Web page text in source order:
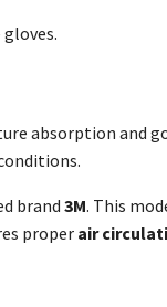
absorption and
brand 3M. This
proper air